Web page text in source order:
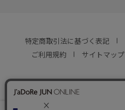
特定商取引法に基づく表記
ご利用規約
サイトマップ